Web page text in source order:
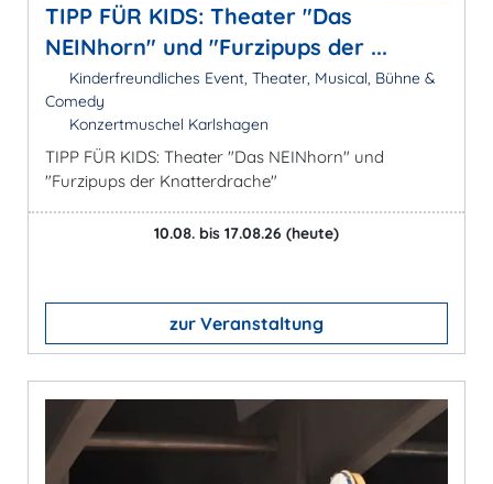
TIPP FÜR KIDS: Theater "Das
NEINhorn" und "Furzipups der ...
Kinderfreundliches Event, Theater, Musical, Bühne &
Comedy
Konzertmuschel Karlshagen
TIPP FÜR KIDS: Theater "Das NEINhorn" und
"Furzipups der Knatterdrache"
10.08. bis 17.08.26 (heute)
zur Veranstaltung